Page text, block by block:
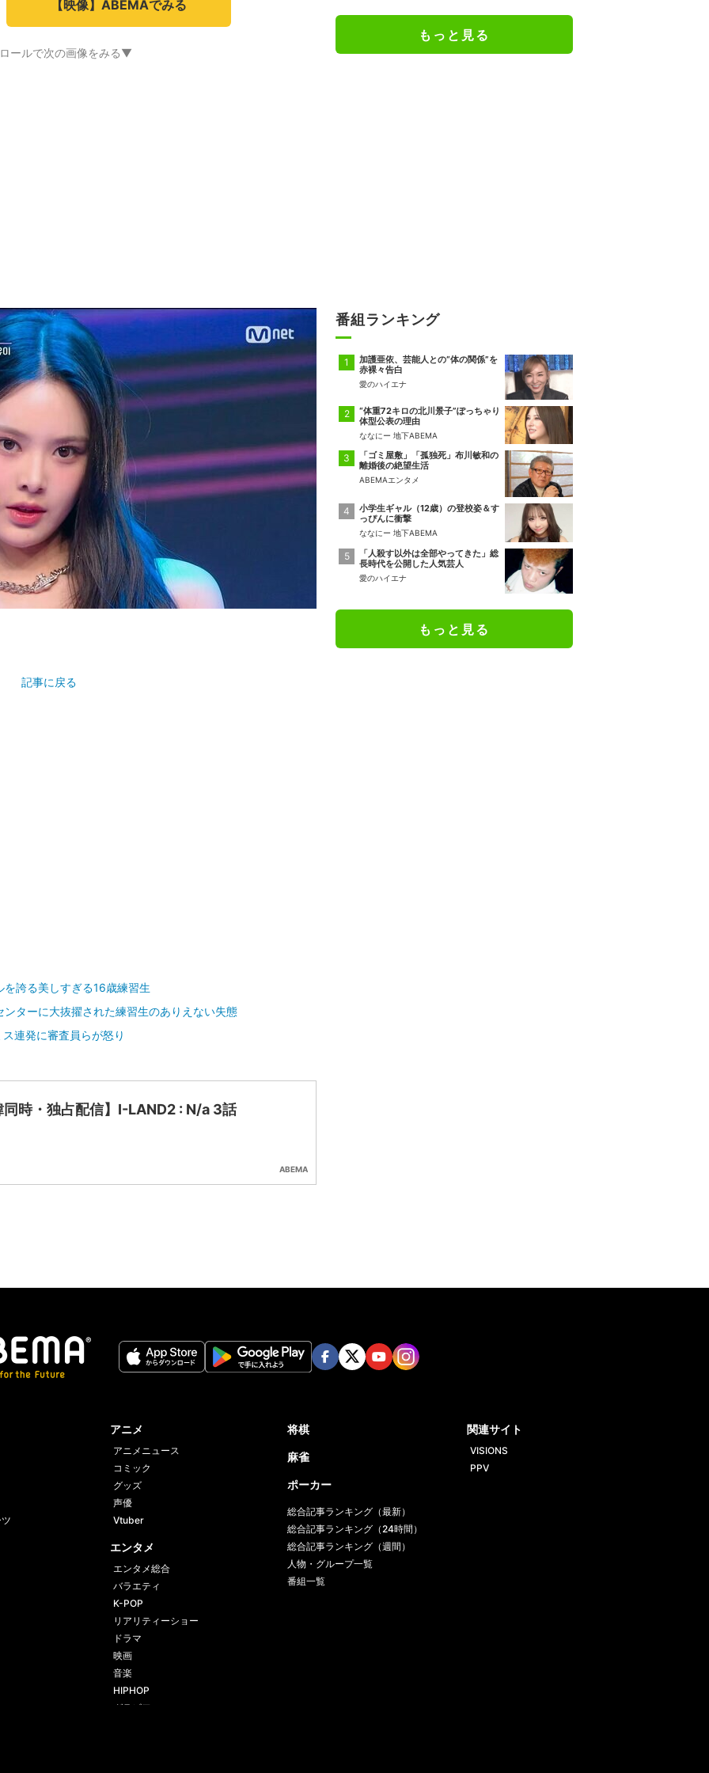
【映像】ABEMAでみる
ールで次の画像をみる▼
記事に戻る
誇る美しすぎる16歳練習生
ターに大抜擢された練習生のありえない失態
連発に審査員らが怒り
同時・独占配信】I-LAND2 : N/a 3話
ABEMA
もっと見る
番組ランキング
加護亜依、芸能人との“体の関係”を
赤裸々告白
愛のハイエナ
“体重72キロの北川景子”ぽっちゃり
体型公表の理由
ななにー 地下ABEMA
「ゴミ屋敷」「孤独死」布川敏和の
離婚後の絶望生活
ABEMAエンタメ
小学生ギャル（12歳）の登校姿＆す
っぴんに衝撃
ななにー 地下ABEMA
「人殺す以外は全部やってきた」総
長時代を公開した人気芸人
愛のハイエナ
もっと見る
アニメ
アニメニュース
コミック
グッズ
声優
Vtuber
エンタメ
エンタメ総合
バラエティ
K-POP
リアリティーショー
ドラマ
映画
音楽
HIPHOP
グラビア
将棋
麻雀
ポーカー
総合記事ランキング（最新）
総合記事ランキング（24時間）
総合記事ランキング（週間）
人物・グループ一覧
番組一覧
関連サイト
VISIONS
PPV